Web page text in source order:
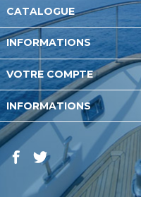
CATALOGUE
INFORMATIONS
VOTRE COMPTE
INFORMATIONS